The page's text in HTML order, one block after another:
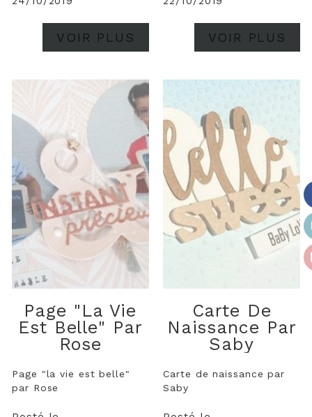
VOIR PLUS VOIR PLUS
Page "la Vie
Est Belle" Par
Rose
Page "la vie est belle"
par Rose
Carte De
Naissance Par
Saby
Carte de naissance par
Saby